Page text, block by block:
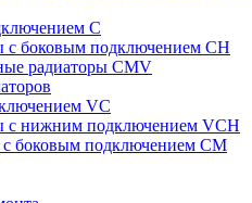
C
c боковым подключением CH
радиаторы CMV
VC
c нижним подключением VCH
боковым подключением CM